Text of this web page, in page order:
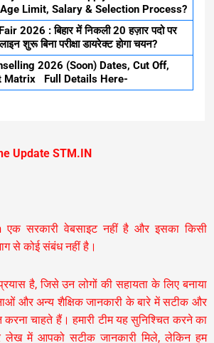
Limit, Salary & Selection Process?
2026 : बिहार में निकली 20 हज़ार पदो पर
शुरू बिना परीक्षा डायरेक्ट होगा चयन?
2026 (Soon) Dates, Cut Off,
Matrix Full Details Here-
Update STM.IN
एक सरकारी वेबसाइट नहीं है और इसका किसी
से कोई संबंध नहीं है।
है, जिसे उन लोगों की सहायता के लिए बनाया
और अन्य शैक्षिक जानकारी के बारे में सटीक और
करना चाहते हैं। हमारी टीम यह सुनिश्चित करने का
लेख में आपको सटीक जानकारी मिले, लेकिन हम